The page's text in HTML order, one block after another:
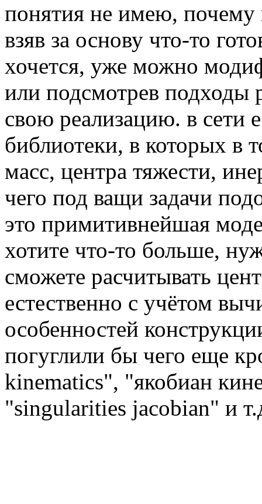
понятия не имею, почему
взяв за основу что-то
хочется, уже можно
или подсмотрев подходы
свою реализацию. в сети
библиотеки, в которых в
масс, центра тяжести,
чего под ващи задачи
это примитивнейшая
хотите что-то больше,
сможете расчитывать
естественно с учётом
особенностей
погуглили бы чего еще
kinematics", "якобиан
"singularities jacobian" и